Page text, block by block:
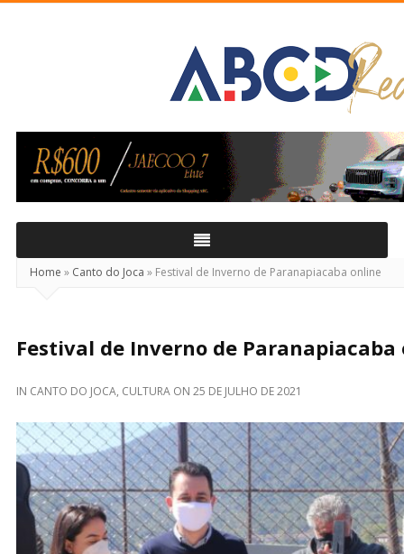
Real
Home » Canto do Joca » Festival de Inverno de Paranapiacaba online
Festival de Inverno de
IN CANTO DO JOCA, CULTURA ON 25 DE JULHO DE 2021